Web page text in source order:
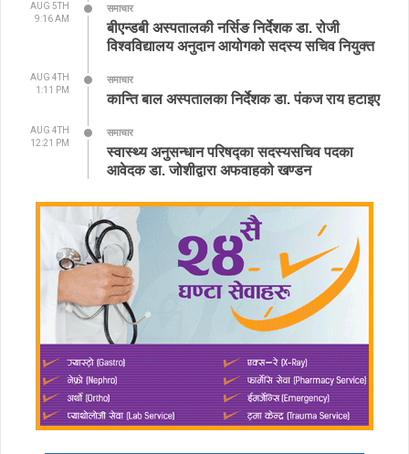
AUG 5TH
9:16 AM
समाचार
बीएन्डबी अस्पतालकी नर्सिङ निर्देशक डा. रोजी
विश्वविद्यालय अनुदान आयोगको सदस्य सचिव नियुक्त
AUG 4TH
1:11 PM
समाचार
कान्ति बाल अस्पतालका निर्देशक डा. पंकज राय हटाइए
AUG 4TH
12:21 PM
समाचार
स्वास्थ्य अनुसन्धान परिषद्का सदस्यसचिव पदका
आवेदक डा. जोशीद्वारा अफवाहको खण्डन